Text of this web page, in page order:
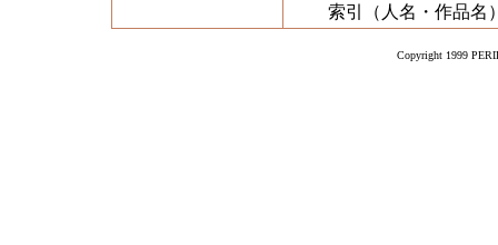
索引（人名・作品名
Copyright 1999